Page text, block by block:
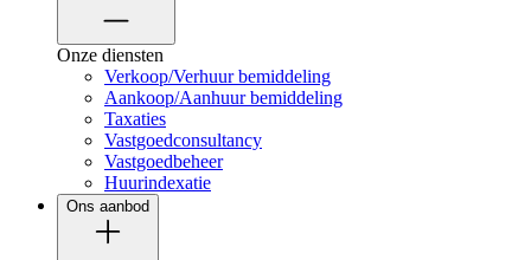
Onze diensten
Verkoop/Verhuur bemiddeling
Aankoop/Aanhuur bemiddeling
Taxaties
Vastgoedconsultancy
Vastgoedbeheer
Huurindexatie
Ons aanbod